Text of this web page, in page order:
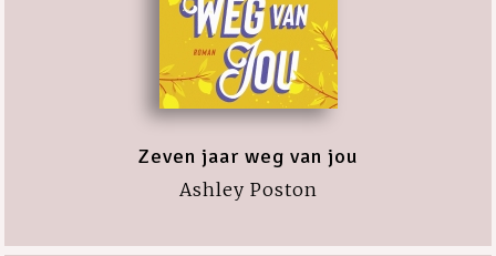
Zeven jaar weg van jou
Ashley Poston